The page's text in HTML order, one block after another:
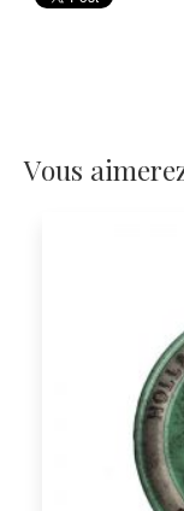
Vous